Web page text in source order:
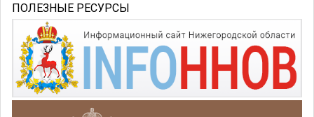
ПОЛЕЗНЫЕ РЕСУРСЫ